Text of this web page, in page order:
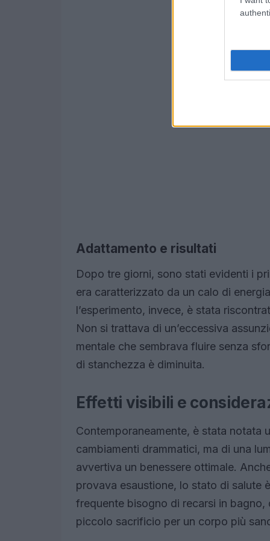
Adattamento e risultati
Dopo tre giorni, sono stati evidenti i
era caratterizzato da un calo di
l’esperimento, invece, è stata
Non si trattava di un’eccessiva
mentale che sembrava fluire senza
di stanchezza è diminuita.
Effetti visibili e
Contemporaneamente, è stata notata
cambiamenti drammatici, ma di una
avvertiva un benessere ottimale.
provava esaustione, lo stato di salute
frequente bisogno di recarsi in
piccolo sacrificio per un corpo più